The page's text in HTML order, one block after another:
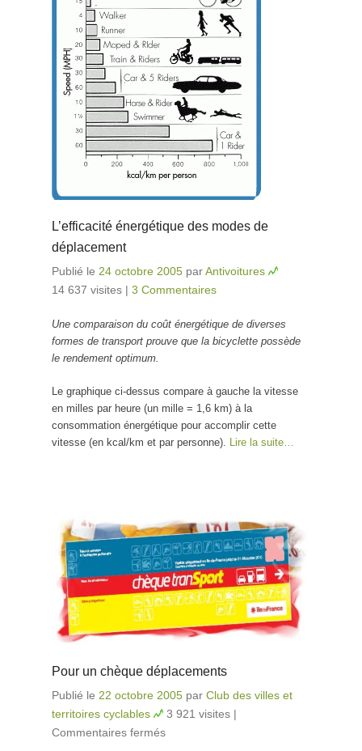
L’efficacité énergétique des modes de
déplacement
Publié le 24 octobre 2005 parAntivoitures
14 637 visites | 3 Commentaires
Une comparaison du coût énergétique de diverses
formes de transport prouve que la bicyclette possède
le rendement optimum.
Le graphique ci-dessus compare à gauche la vitesse
en milles par heure (un mille = 1,6 km) à la
consommation énergétique pour accomplir cette
vitesse (en kcal/km et par personne). Lire la suite…
Pour un chèque déplacements
Publié le 22 octobre 2005 par Club des villes et
territoires cyclables
3 921 visites |
Commentaires fermés